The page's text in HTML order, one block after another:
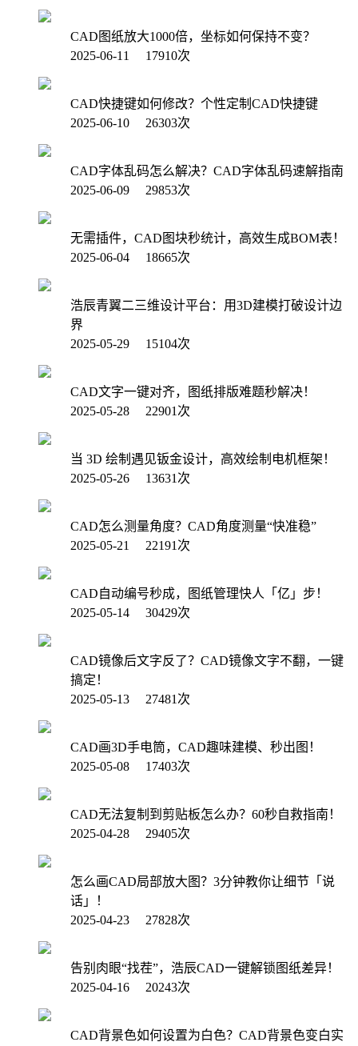
CAD图纸放大1000倍，坐标如何保持不变？
2025-06-11 17910次
CAD快捷键如何修改？个性定制CAD快捷键
2025-06-10 26303次
CAD字体乱码怎么解决？CAD字体乱码速解指南
2025-06-09 29853次
无需插件，CAD图块秒统计，高效生成BOM表！
2025-06-04 18665次
浩辰青翼二三维设计平台：用3D建模打破设计边
界
2025-05-29 15104次
CAD文字一键对齐，图纸排版难题秒解决！
2025-05-28 22901次
当 3D 绘制遇见钣金设计，高效绘制电机框架！
2025-05-26 13631次
CAD怎么测量角度？CAD角度测量“快准稳”
2025-05-21 22191次
CAD自动编号秒成，图纸管理快人「亿」步！
2025-05-14 30429次
CAD镜像后文字反了？CAD镜像文字不翻，一键
搞定！
2025-05-13 27481次
CAD画3D手电筒，CAD趣味建模、秒出图！
2025-05-08 17403次
CAD无法复制到剪贴板怎么办？60秒自救指南！
2025-04-28 29405次
怎么画CAD局部放大图？3分钟教你让细节「说
话」！
2025-04-23 27828次
告别肉眼“找茬”，浩辰CAD一键解锁图纸差异！
2025-04-16 20243次
CAD背景色如何设置为白色？CAD背景色变白实